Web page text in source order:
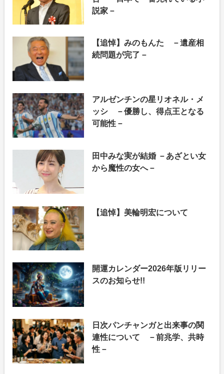
説家－
【追悼】みのもんた －遺産相
続問題が完了－
アルゼンチンの星リオネル・メ
ッシ －優勝し、得点王となる
可能性－
田中みな実が結婚 －あざとい女
から魔性の女へ－
【追悼】美輪明宏について
開運カレンダー2026年版リリー
スのお知らせ!!
日次パンチャンガと出来事の関
連性について －前兆学、共時
性－